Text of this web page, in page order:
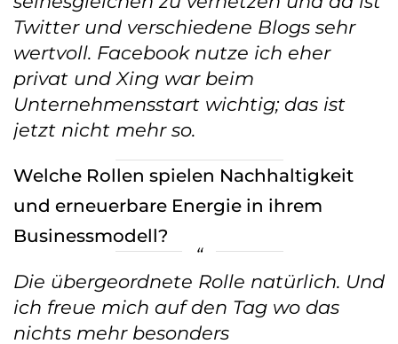
Twitter und verschiedene Blogs sehr
wertvoll. Facebook nutze ich eher
privat und Xing war beim
Unternehmensstart wichtig; das ist
jetzt nicht mehr so.
Welche Rollen spielen Nachhaltigkeit
und erneuerbare Energie in ihrem
Businessmodell?
Die übergeordnete Rolle natürlich. Und
ich freue mich auf den Tag wo das
nichts mehr besonders